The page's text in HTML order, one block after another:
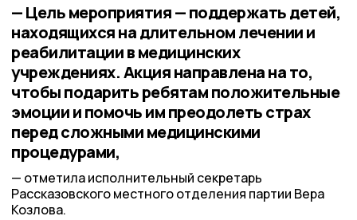
— Цель мероприятия — поддержать детей,
находящихся на длительном лечении и
реабилитации в медицинских
учреждениях. Акция направлена на то,
чтобы подарить ребятам положительные
эмоции и помочь им преодолеть страх
перед сложными медицинскими
процедурами,
отметила исполнительный секретарь
Рассказовского местного отделения партии Вера
Козлова.